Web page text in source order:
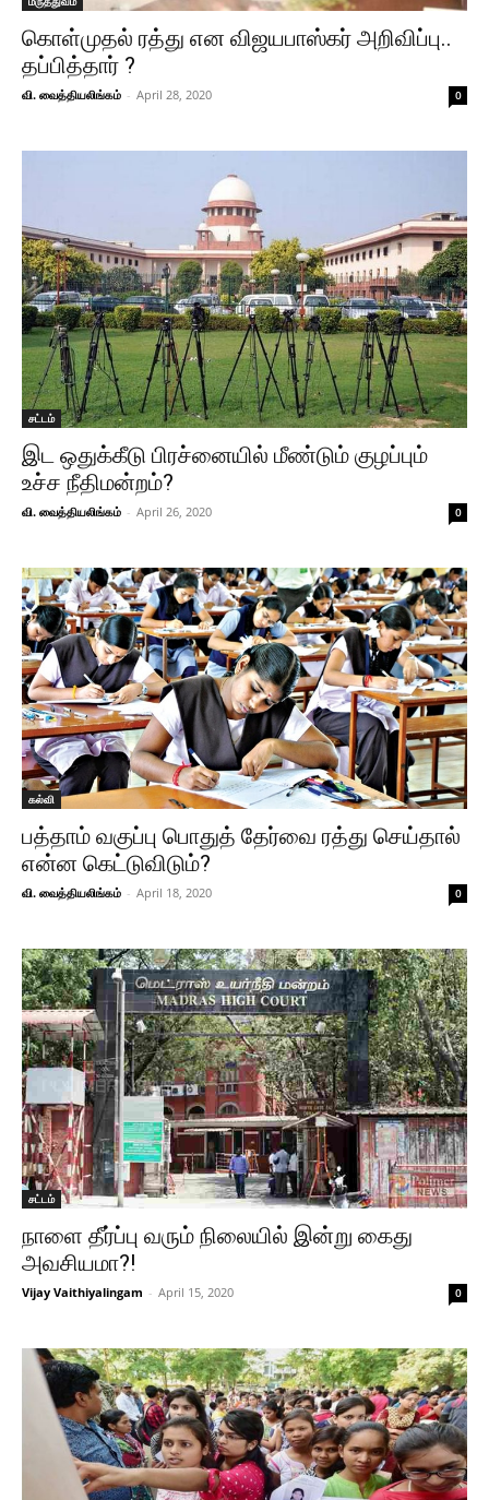
கொள்முதல் ரத்து என விஜயபாஸ்கர் அறிவிப்பு..
தப்பித்தார் ?
வி. வைத்தியலிங்கம் - April 28, 2020 0
சட்டம்
இட ஒதுக்கீடு பிரச்னையில் மீண்டும் குழப்பும்
உச்ச நீதிமன்றம்?
வி. வைத்தியலிங்கம் - April 26, 2020 0
கல்வி
பத்தாம் வகுப்பு பொதுத் தேர்வை ரத்து செய்தால்
என்ன கெட்டுவிடும்?
வி. வைத்தியலிங்கம் - April 18, 2020 0
சட்டம்
நாளை தீர்ப்பு வரும் நிலையில் இன்று கைது
அவசியமா?!
Vijay Vaithiyalingam - April 15, 2020 0